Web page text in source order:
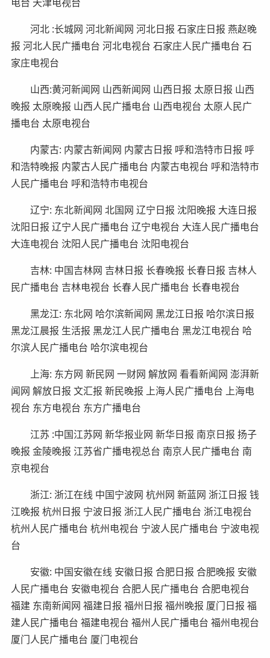
河北 :长城网 河北新闻网 河北日报 石家庄日报 燕赵晚
报 河北人民广播电台 河北电视台 石家庄人民广播电台 石
家庄电视台
山西:黄河新闻网 山西新闻网 山西日报 太原日报 山西
晚报 太原晚报 山西人民广播电台 山西电视台 太原人民广
播电台 太原电视台
内蒙古: 内蒙古新闻网 内蒙古日报 呼和浩特市日报 呼
和浩特晚报 内蒙古人民广播电台 内蒙古电视台 呼和浩特市
人民广播电台 呼和浩特市电视台
辽宁: 东北新闻网 北国网 辽宁日报 沈阳晚报 大连日报
沈阳日报 辽宁人民广播电台 辽宁电视台 大连人民广播电台
大连电视台 沈阳人民广播电台 沈阳电视台
吉林: 中国吉林网 吉林日报 长春晚报 长春日报 吉林人
民广播电台 吉林电视台 长春人民广播电台 长春电视台
黑龙江: 东北网 哈尔滨新闻网 黑龙江日报 哈尔滨日报
黑龙江晨报 生活报 黑龙江人民广播电台 黑龙江电视台 哈
尔滨人民广播电台 哈尔滨电视台
上海: 东方网 新民网 一财网 解放网 看看新闻网 澎湃新
闻网 解放日报 文汇报 新民晚报 上海人民广播电台 上海电
视台 东方电视台 东方广播电台
江苏 :中国江苏网 新华报业网 新华日报 南京日报 扬子
晚报 金陵晚报 江苏省广播电视总台 南京人民广播电台 南
京电视台
浙江: 浙江在线 中国宁波网 杭州网 新蓝网 浙江日报 钱
江晚报 杭州日报 宁波日报 浙江人民广播电台 浙江电视台
杭州人民广播电台 杭州电视台 宁波人民广播电台 宁波电视
台
安徽: 中国安徽在线 安徽日报 合肥日报 合肥晚报 安徽
人民广播电台 安徽电视台 合肥人民广播电台 合肥电视台
福建 东南新闻网 福建日报 福州日报 福州晚报 厦门日报 福
建人民广播电台 福建电视台 福州人民广播电台 福州电视台
厦门人民广播电台 厦门电视台